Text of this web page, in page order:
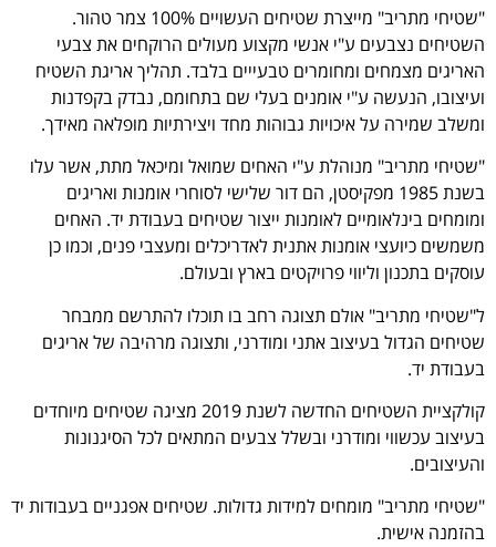
"שטיחי מתריב" מייצרת שטיחים העשויים 100% צמר טהור.
השטיחים נצבעים ע"י אנשי מקצוע מעולים הרוקחים את צבעי
האריגים מצמחים ומחומרים טבעייים בלבד. תהליך אריגת השטיח
ועיצובו, הנעשה ע"י אומנים בעלי שם בתחומם, נבדק בקפדנות
ומשלב שמירה על איכויות גבוהות מחד ויצירתיות מופלאה מאידך.
"שטיחי מתריב" מנוהלת ע"י האחים שמואל ומיכאל מתת, אשר עלו
בשנת 1985 מפקיסטן, הם דור שלישי לסוחרי אומנות ואריגים
ומומחים בינלאומיים לאומנות ייצור שטיחים בעבודת יד. האחים
משמשים כיועצי אומנות אתנית לאדריכלים ומעצבי פנים, וכמו כן
עוסקים בתכנון וליווי פרויקטים בארץ ובעולם.
ל"שטיחי מתריב" אולם תצוגה רחב בו תוכלו להתרשם ממבחר
שטיחים הגדול בעיצוב אתני ומודרני, ותצוגה מרהיבה של אריגים
בעבודת יד.
קולקציית השטיחים החדשה לשנת 2019 מציגה שטיחים מיוחדים
בעיצוב עכשווי ומודרני ובשלל צבעים המתאים לכל הסיגנונות
והעיצובים.
"שטיחי מתריב" מומחים למידות גדולות. שטיחים אפגניים בעבודות יד
בהזמנה אישית.